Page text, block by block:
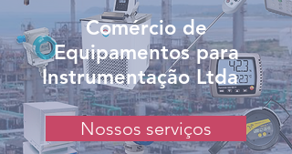
Comércio de
Equipamentos para
Instrumentação Ltda
Nossos serviços